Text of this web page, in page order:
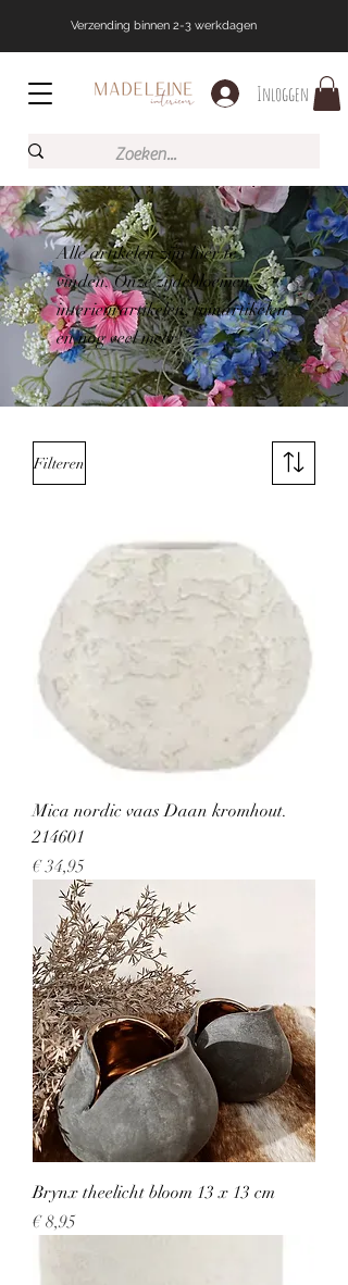
Inloggen
Verzending binnen 2-3 werkdagen
Alle artikelen zijn hier te
vinden. Onze zijdebloemen,
interieurartikelen, tuinartikelen
en nog veel meer!
Filteren
Mica nordic vaas Daan kromhout.
214601
Prijs
€ 34,95
Brynx theelicht bloom 13 x 13 cm
Prijs
€ 8,95